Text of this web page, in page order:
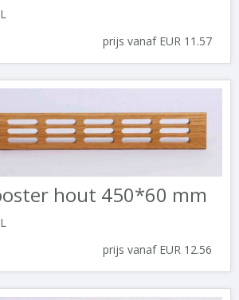
prijs vanaf EUR 11.57
hout 450*60 mm
prijs vanaf EUR 12.56